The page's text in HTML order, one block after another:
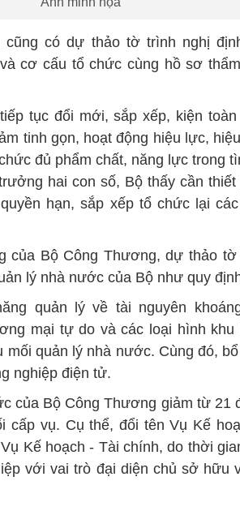
cũng có dự thảo tờ trình nghị
cơ cấu tổ chức cùng hồ sơ
tục đổi mới, sắp xếp, kiện
tinh gọn, hoạt động hiệu lực,
đủ phẩm chất, năng lực trong
hai con số, Bộ thấy cần
hạn, sắp xếp tổ chức lại
của Bộ Công Thương, dự thảo
lý nhà nước của Bộ như quy
quản lý về tài nguyên
mại tự do và các loại hình khu
mối quản lý nhà nước. Cùng đó,
nghiệp điện tử.
của Bộ Công Thương giảm từ 21
cấp vụ. Cụ thể, đổi tên Vụ Kế
Kế hoạch - Tài chính, do thời
với vai trò đại diện chủ sở hữu